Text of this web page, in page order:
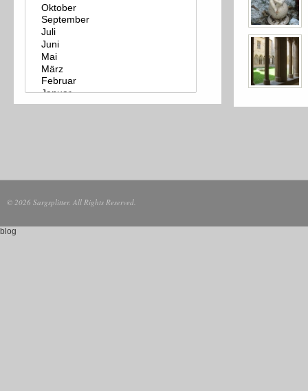
© 2026 Sargsplitter. All Rights Reserved.
blog